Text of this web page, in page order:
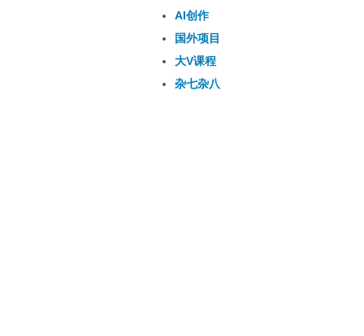
AI创作
国外项目
大V课程
杂七杂八